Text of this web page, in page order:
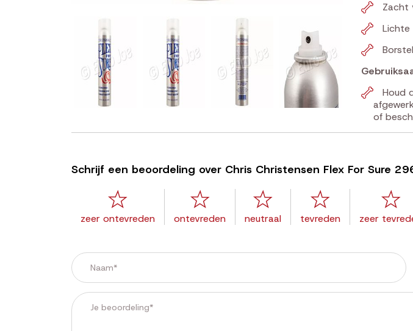
Zacht
Lichte
Houd
of
Schrijf een beoordeling over Chris Christensen Flex For Sure
zeer ontevreden ontevreden neutraal tevreden zeer